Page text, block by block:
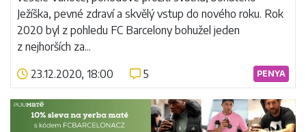
Ježíška, pevné zdraví a skvělý vstup do nového roku. Rok
2020 byl z pohledu FC Barcelony bohužel jeden
z nejhorších za...
23.12.2020, 18:00
5 PENYA
Číst více